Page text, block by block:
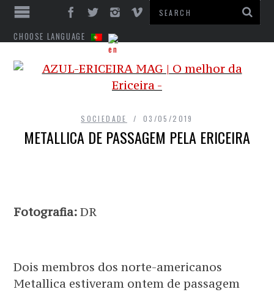
CHOOSE LANGUAGE
SOCIEDADE 03/05/2019
METALLICA DE PASSAGEM PELA ERICEIRA
Fotografia: DR
Dois membros dos norte-americanos
Metallica estiveram ontem de passagem